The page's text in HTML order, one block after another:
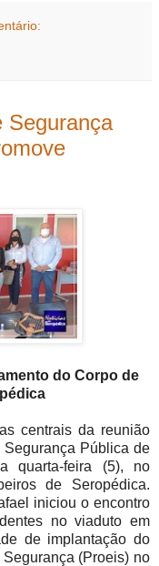
Segurança
do Corpo de
centrais da reunião
Pública de
quarta-feira (5), no
de Seropédica.
iniciou o encontro
no viaduto em
de implantação do
(Proeis) no